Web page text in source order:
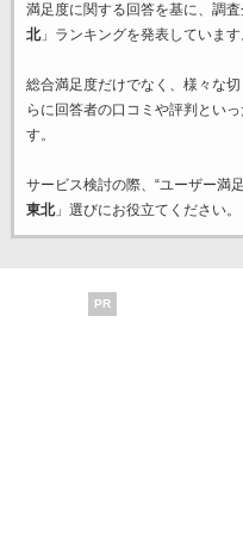
満足度に関する回答を基に、調
北」ランキングを発表しています
総合満足度だけでなく、様々な切
らに回答者の口コミや評判とい
す。
サービス検討の際、“ユーザー満
東北」選びにお役立てください。
PR